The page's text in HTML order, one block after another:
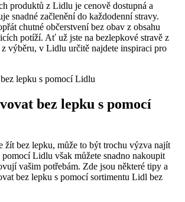
produktů z Lidlu je cenově ​dostupná a
snadné začlenění do každodenní stravy.
chutné občerstvení bez obav z ‌obsahu‌
potíží. Ať ​už jste na bezlepkové stravě z
výběru, v Lidlu určitě najdete inspiraci pro‌
bez lepku s pomocí
žít bez lepku, může to být trochu výzva najít
Lidlu však‌ můžete ‍snadno nakoupit
vašim potřebám. Zde jsou některé ‍tipy a
bez lepku s pomocí sortimentu Lidl bez‍